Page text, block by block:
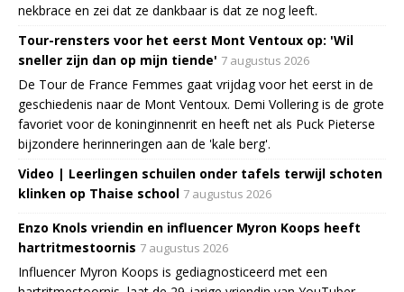
nekbrace en zei dat ze dankbaar is dat ze nog leeft.
Tour-rensters voor het eerst Mont Ventoux op: 'Wil
sneller zijn dan op mijn tiende' 7 augustus 2026
De Tour de France Femmes gaat vrijdag voor het eerst in de
geschiedenis naar de Mont Ventoux. Demi Vollering is de grote
favoriet voor de koninginnenrit en heeft net als Puck Pieterse
bijzondere herinneringen aan de 'kale berg'.
Video | Leerlingen schuilen onder tafels terwijl schoten
klinken op Thaise school 7 augustus 2026
Enzo Knols vriendin en influencer Myron Koops heeft
hartritmestoornis 7 augustus 2026
Influencer Myron Koops is gediagnosticeerd met een